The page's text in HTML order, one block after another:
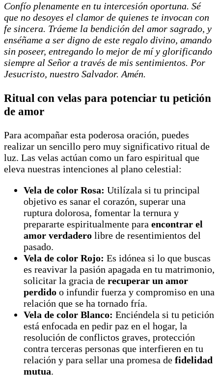
Confío plenamente en tu intercesión oportuna. Sé
que no desoyes el clamor de quienes te invocan con
fe sincera. Tráeme la bendición del amor sagrado, y
enséñame a ser digno de este regalo divino, amando
sin poseer, entregando lo mejor de mí y glorificando
siempre al Señor a través de mis sentimientos. Por
Jesucristo, nuestro Salvador. Amén.
Ritual con velas para potenciar tu petición
de amor
Para acompañar esta poderosa oración, puedes
realizar un sencillo pero muy significativo ritual de
luz. Las velas actúan como un faro espiritual que
eleva nuestras intenciones al plano celestial:
Vela de color Rosa: Utilízala si tu principal
objetivo es sanar el corazón, superar una
ruptura dolorosa, fomentar la ternura y
prepararte espiritualmente para encontrar el
amor verdadero libre de resentimientos del
pasado.
Vela de color Rojo: Es idónea si lo que buscas
es reavivar la pasión apagada en tu matrimonio,
solicitar la gracia de recuperar un amor
perdido o infundir fuerza y compromiso en una
relación que se ha tornado fría.
Vela de color Blanco: Enciéndela si tu petición
está enfocada en pedir paz en el hogar, la
resolución de conflictos graves, protección
contra terceras personas que interfieren en tu
relación y para sellar una promesa de fidelidad
mutua.